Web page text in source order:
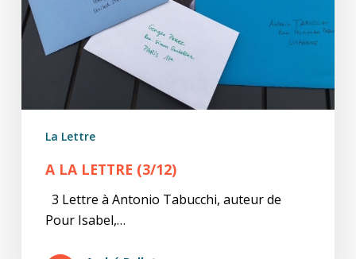
La Lettre
A LA LETTRE (3/12)
3 Lettre à Antonio Tabucchi, auteur de
Pour Isabel,…